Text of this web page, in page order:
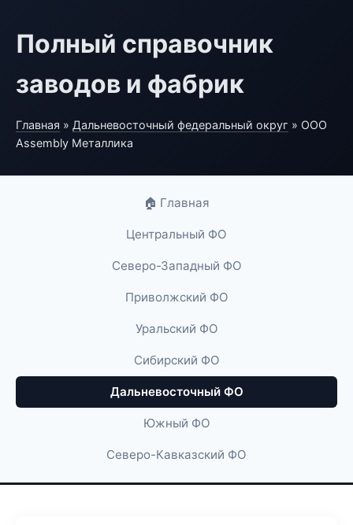
Полный справочник
заводов и фабрик
Главная » Дальневосточный федеральный округ » ООО
Assembly Металлика
🏠 Главная
Центральный ФО
Северо-Западный ФО
Приволжский ФО
Уральский ФО
Сибирский ФО
Дальневосточный ФО
Южный ФО
Северо-Кавказский ФО